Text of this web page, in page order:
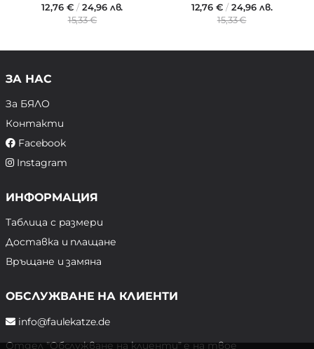
12,76 € /24,96 лв.
15,33 €
12,76 €/24,96 лв.
15,33 €
ЗА НАС
За БЯЛО
Контакти
Facebook
Instagram
ИНФОРМАЦИЯ
Таблица с размери
Доставка и плащане
Връщане и замяна
ОБСЛУЖВАНЕ НА КЛИЕНТИ
info@faulekatze.de
Отдел "Обслужване на клиенти" е на твое